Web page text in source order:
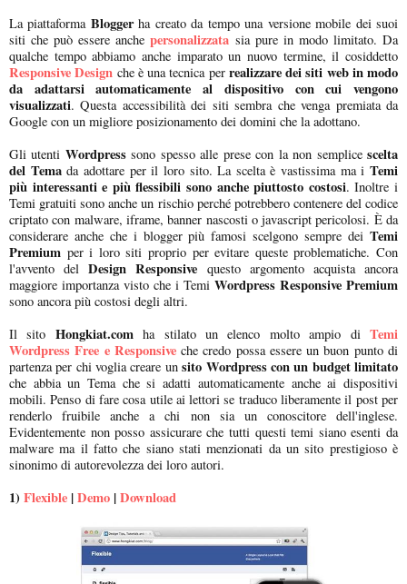
La piattaformaBloggerha creato da tempo una versione mobile dei suoi
siti che può essere anchepersonalizzata sia pure in modo limitato. Da
qualche tempo abbiamo anche imparato un nuovo termine, il cosiddetto
Responsive Design che è una tecnica per realizzare dei siti web in modo
da adattarsi automaticamente al dispositivo con cui vengono
visualizzati. Questa accessibilità dei siti sembra che venga premiata da
Google con un migliore posizionamento dei domini che la adottano.
Gli utenti Wordpresssono spesso alle prese con la non semplicescelta
del Temada adottare per il loro sito. La scelta è vastissima ma iTemi
più interessanti e più flessibili sono anche piuttosto costosi. Inoltre i
Temi gratuiti sono anche un rischio perché potrebbero contenere del codice
criptato con malware, iframe, banner nascosti o javascript pericolosi. È da
considerare anche che i blogger più famosi scelgono sempre dei Temi
Premium per i loro siti proprio per evitare queste problematiche. Con
l'avvento delDesign Responsive questo argomento acquista ancora
maggiore importanza visto che i Temi Wordpress Responsive Premium
sono ancora più costosi degli altri.
Il sito Hongkiat.comha stilato un elenco molto ampio diTemi
Wordpress Free e Responsiveche credo possa essere un buon punto di
partenza per chi voglia creare unsito Wordpress con un budget limitato
che abbia un Tema che si adatti automaticamente anche ai dispositivi
mobili. Penso di fare cosa utile ai lettori se traduco liberamente il post per
renderlo fruibile anche a chi non sia un conoscitore dell'inglese.
Evidentemente non posso assicurare che tutti questi temi siano esenti da
malware ma il fatto che siano stati menzionati da un sito prestigioso è
sinonimo di autorevolezza dei loro autori.
1)Flexible |Demo |Download